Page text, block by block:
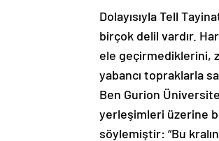
Dolayısıyla Tell
birçok delil vardır.
ele geçirmediklerini,
yabancı topraklarla
Ben Gurion
yerleşimleri üzerine
söylemiştir: “Bu